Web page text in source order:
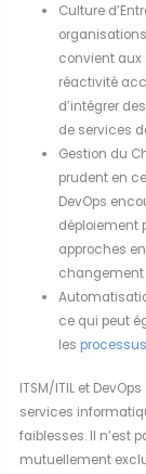
Culture
convient aux
réactivité
d’intégrer
de services
Gestion du
prudent en
DevOps
déploiement
approches
ce qui peut
les
ITSM/ITIL et
services
faiblesses. Il n’est
mutuellement